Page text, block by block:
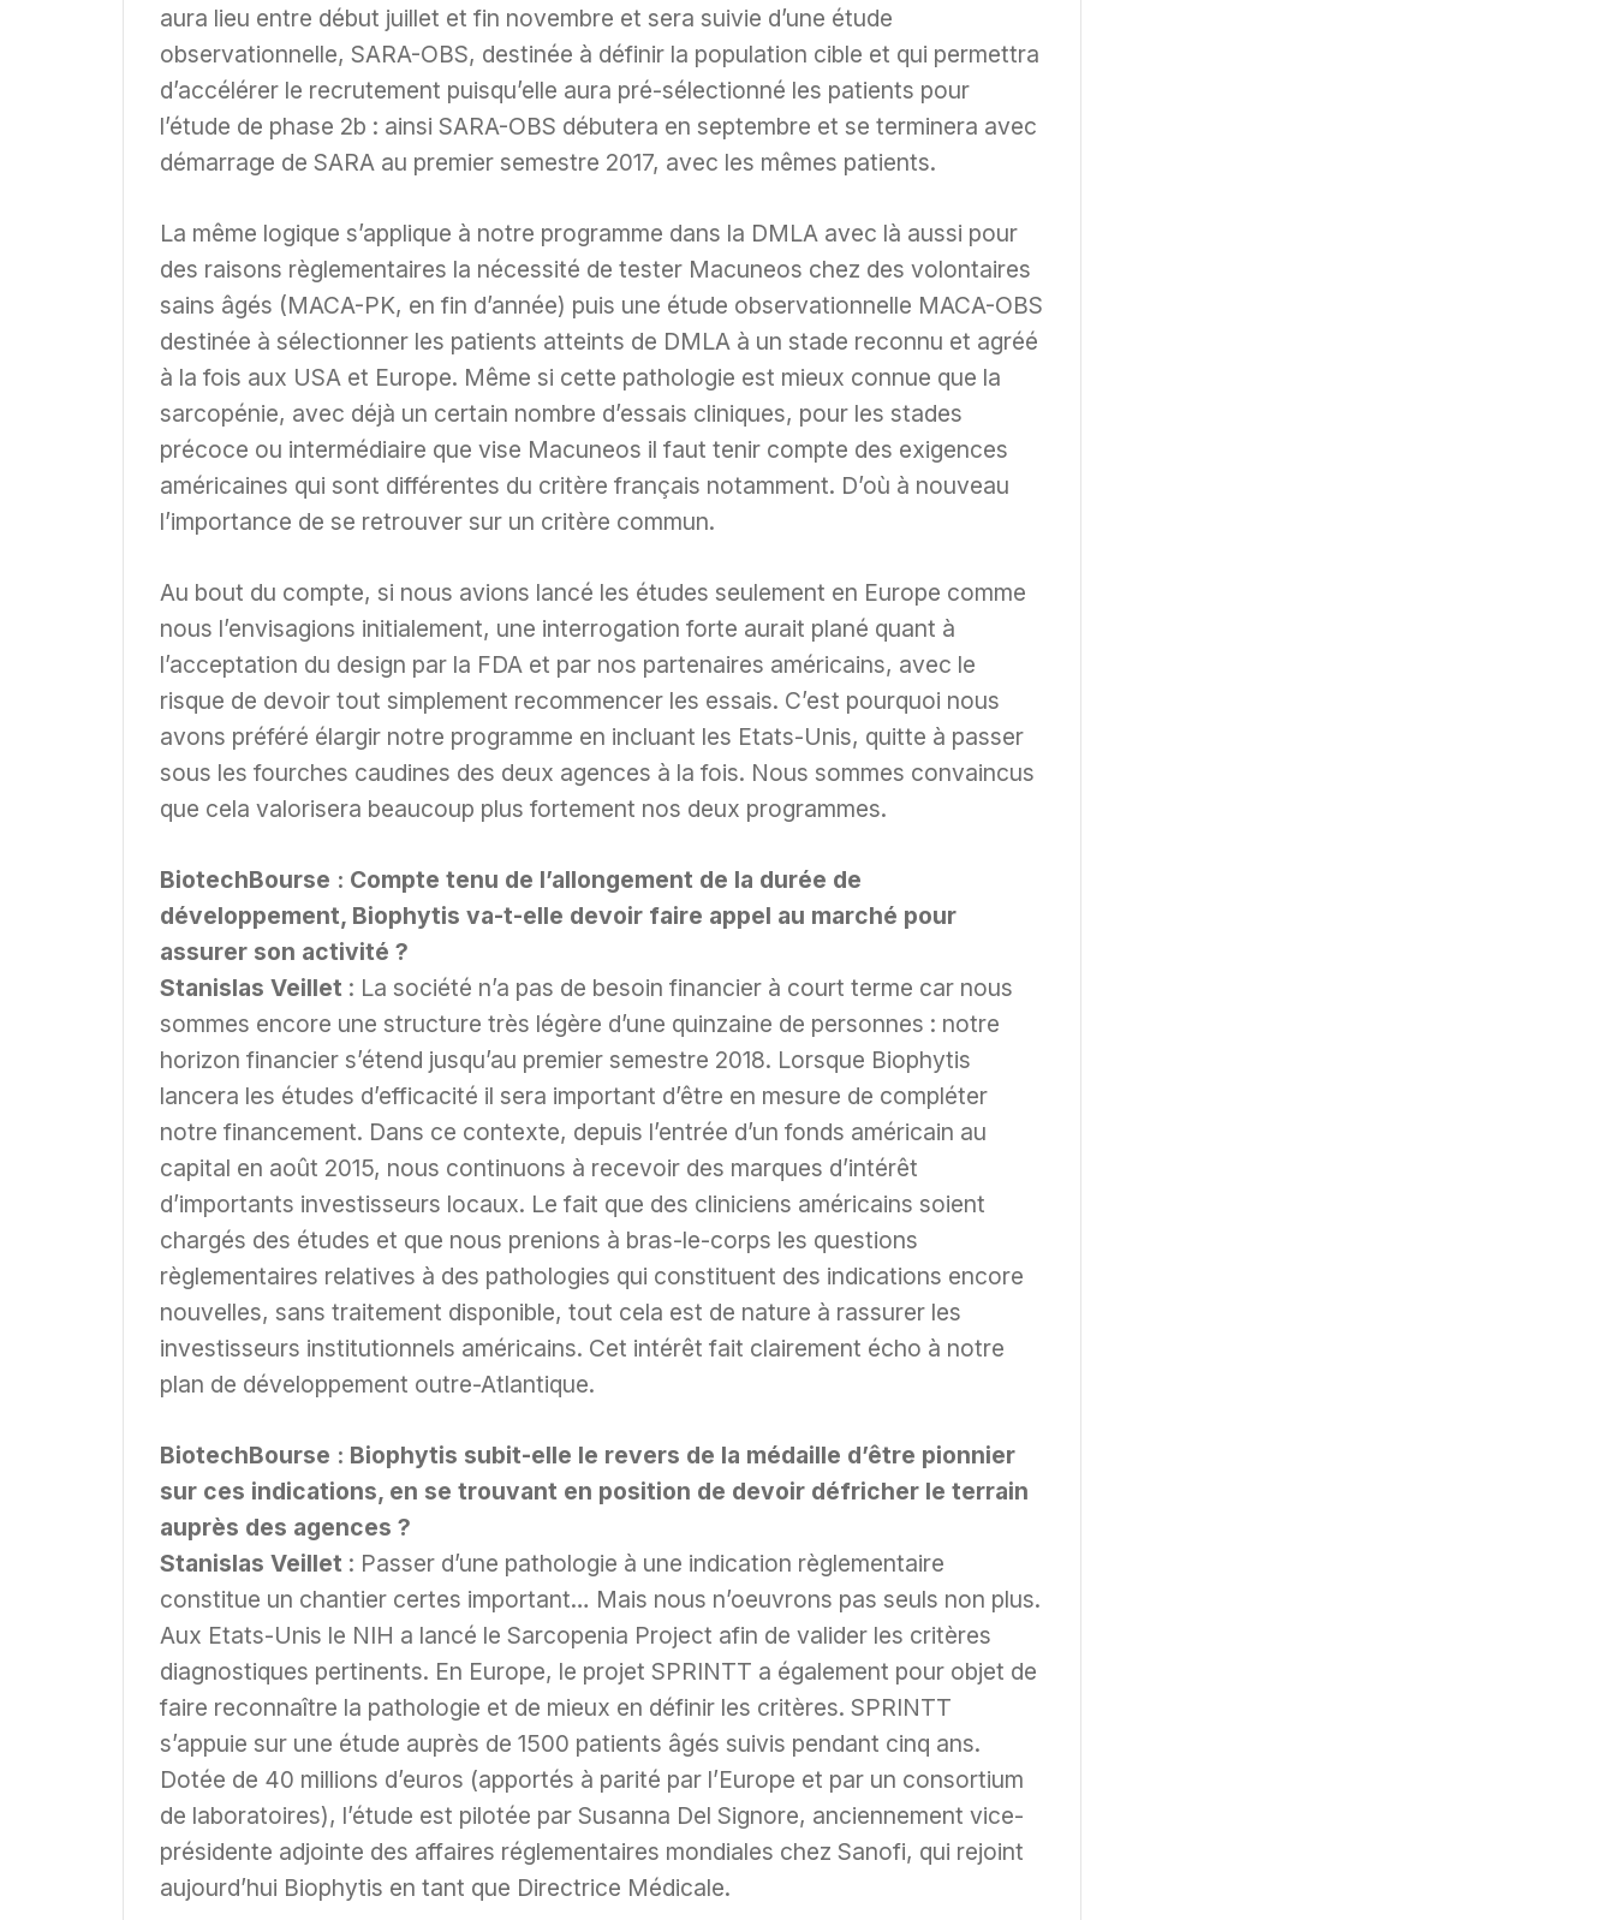
aura lieu entre début juillet et fin novembre et sera suivie d’une étude
observationnelle, SARA-OBS, destinée à définir la population cible et qui permettra
d’accélérer le recrutement puisqu’elle aura pré-sélectionné les patients pour
l’étude de phase 2b : ainsi SARA-OBS débutera en septembre et se terminera avec
démarrage de SARA au premier semestre 2017, avec les mêmes patients.
La même logique s’applique à notre programme dans la DMLA avec là aussi pour
des raisons règlementaires la nécessité de tester Macuneos chez des volontaires
sains âgés (MACA-PK, en fin d’année) puis une étude observationnelle MACA-OBS
destinée à sélectionner les patients atteints de DMLA à un stade reconnu et agréé
à la fois aux USA et Europe. Même si cette pathologie est mieux connue que la
sarcopénie, avec déjà un certain nombre d’essais cliniques, pour les stades
précoce ou intermédiaire que vise Macuneos il faut tenir compte des exigences
américaines qui sont différentes du critère français notamment. D’où à nouveau
l’importance de se retrouver sur un critère commun.
Au bout du compte, si nous avions lancé les études seulement en Europe comme
nous l’envisagions initialement, une interrogation forte aurait plané quant à
l’acceptation du design par la FDA et par nos partenaires américains, avec le
risque de devoir tout simplement recommencer les essais. C’est pourquoi nous
avons préféré élargir notre programme en incluant les Etats-Unis, quitte à passer
sous les fourches caudines des deux agences à la fois. Nous sommes convaincus
que cela valorisera beaucoup plus fortement nos deux programmes.
BiotechBourse : Compte tenu de l’allongement de la durée de
développement, Biophytis va-t-elle devoir faire appel au marché pour
assurer son activité ?
Stanislas Veillet : La société n’a pas de besoin financier à court terme car nous
sommes encore une structure très légère d’une quinzaine de personnes : notre
horizon financier s’étend jusqu’au premier semestre 2018. Lorsque Biophytis
lancera les études d’efficacité il sera important d’être en mesure de compléter
notre financement. Dans ce contexte, depuis l’entrée d’un fonds américain au
capital en août 2015, nous continuons à recevoir des marques d’intérêt
d’importants investisseurs locaux. Le fait que des cliniciens américains soient
chargés des études et que nous prenions à bras-le-corps les questions
règlementaires relatives à des pathologies qui constituent des indications encore
nouvelles, sans traitement disponible, tout cela est de nature à rassurer les
investisseurs institutionnels américains. Cet intérêt fait clairement écho à notre
plan de développement outre-Atlantique.
BiotechBourse : Biophytis subit-elle le revers de la médaille d’être pionnier
sur ces indications, en se trouvant en position de devoir défricher le terrain
auprès des agences ?
Stanislas Veillet : Passer d’une pathologie à une indication règlementaire
constitue un chantier certes important… Mais nous n’oeuvrons pas seuls non plus.
Aux Etats-Unis le NIH a lancé le Sarcopenia Project afin de valider les critères
diagnostiques pertinents. En Europe, le projet SPRINTT a également pour objet de
faire reconnaître la pathologie et de mieux en définir les critères. SPRINTT
s’appuie sur une étude auprès de 1500 patients âgés suivis pendant cinq ans.
Dotée de 40 millions d’euros (apportés à parité par l’Europe et par un consortium
de laboratoires), l’étude est pilotée par Susanna Del Signore, anciennement vice-
présidente adjointe des affaires réglementaires mondiales chez Sanofi, qui rejoint
aujourd’hui Biophytis en tant que Directrice Médicale.